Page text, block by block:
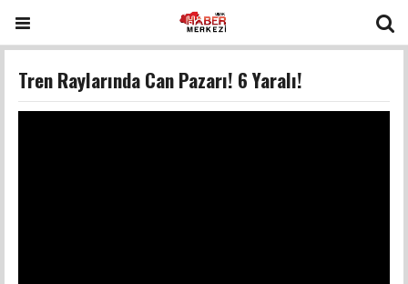
Tren Raylarında Can Pazarı! 6 Yaralı!